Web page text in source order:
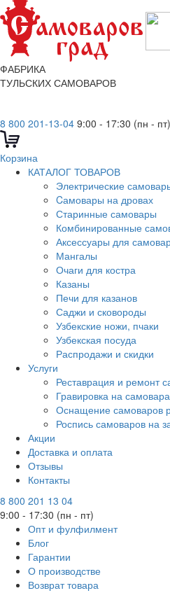
ФАБРИКА
ТУЛЬСКИХ САМОВАРОВ
8 800 201-13-04 9:00 - 17:30 (пн - пт)
Корзина
КАТАЛОГ ТОВАРОВ
Электрические
Cамовары на дровах
Старинные самовары
Комбинированные
Аксессуары для
Мангалы
Очаги для костра
Казаны
Печи для казанов
Саджи и сковороды
Узбекские ножи, пчаки
Узбекская посуда
Распродажи и скидки
Услуги
Реставрация и ремонт
Гравировка на
Оснащение самоваров
Роспись самоваров на
Акции
Доставка и оплата
Отзывы
Контакты
8 800 201 13 04
9:00 - 17:30 (пн - пт)
Опт и фулфилмент
Блог
Гарантии
О производстве
Возврат товара